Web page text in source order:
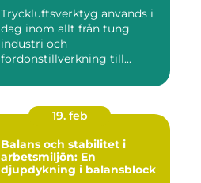
Tryckluftsverktyg används i
dag inom allt från tung
industri och
fordonstillverkning till...
19. feb
Balans och stabilitet i
arbetsmiljön: En
djupdykning i balansblock